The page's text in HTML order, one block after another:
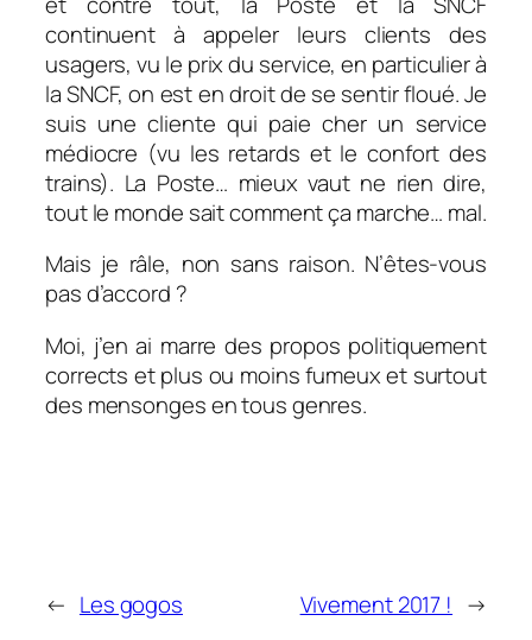
continuent à appeler leurs clients des
usagers, vu le prix du service, en particulier à
la SNCF, on est en droit de se sentir floué. Je
suis une cliente qui paie cher un service
médiocre (vu les retards et le confort des
trains). La Poste… mieux vaut ne rien dire,
tout le monde sait comment ça marche… mal.
Mais je râle, non sans raison. N’êtes-vous
pas d’accord ?
Moi, j’en ai marre des propos politiquement
corrects et plus ou moins fumeux et surtout
des mensonges en tous genres.
← Les gogos Vivement 2017 ! →